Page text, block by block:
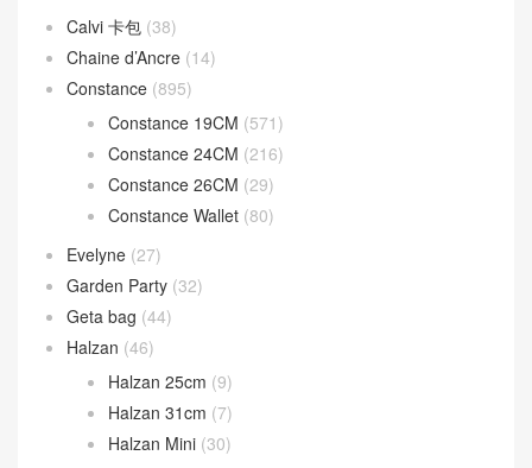
Calvi 卡包 (38)
Chaine d’Ancre (14)
Constance (895)
Constance 19CM (571)
Constance 24CM (216)
Constance 26CM (29)
Constance Wallet (80)
Evelyne (27)
Garden Party (32)
Geta bag (44)
Halzan (46)
Halzan 25cm (9)
Halzan 31cm (7)
Halzan Mini (30)